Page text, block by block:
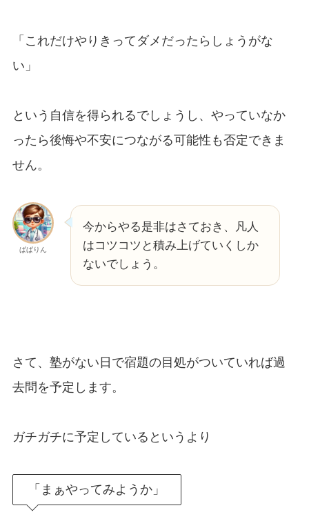
「これだけやりきってダメだったらしょうがな
い」
という自信を得られるでしょうし、やっていなか
ったら後悔や不安につながる可能性も否定できま
せん。
ぱぱりん
今からやる是非はさておき、凡人
はコツコツと積み上げていくしか
ないでしょう。
さて、塾がない日で宿題の目処がついていれば過
去問を予定します。
ガチガチに予定しているというより
「まぁやってみようか」